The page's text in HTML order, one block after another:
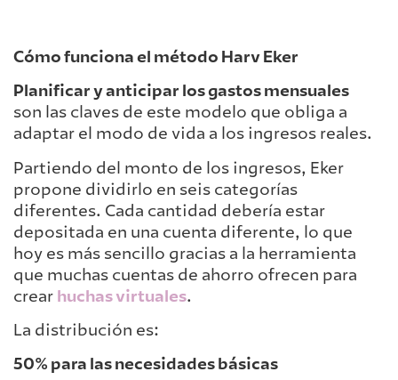
Cómo funciona el método Harv Eker
Planificar y anticipar los gastos mensuales
son las claves de este modelo que obliga a
adaptar el modo de vida a los ingresos reales.
Partiendo del monto de los ingresos, Eker
propone dividirlo en seis categorías
diferentes. Cada cantidad debería estar
depositada en una cuenta diferente, lo que
hoy es más sencillo gracias a la herramienta
que muchas cuentas de ahorro ofrecen para
crear huchas virtuales.
La distribución es:
50% para las necesidades básicas